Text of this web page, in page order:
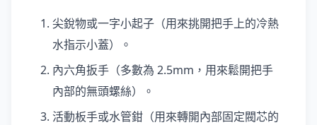
尖銳物或一字小起子（用來挑開把手上的冷熱
水指示小蓋）。
內六角扳手（多數為 2.5mm，用來鬆開把手
內部的無頭螺絲）。
活動板手或水管鉗（用來轉開內部固定閥芯的